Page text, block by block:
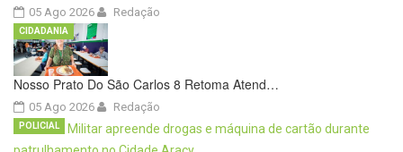
05 Ago 2026 Redação
Nosso Prato Do São Carlos 8 Retoma Atend…
05 Ago 2026
CIDADANIA
Redação
POLICIAL